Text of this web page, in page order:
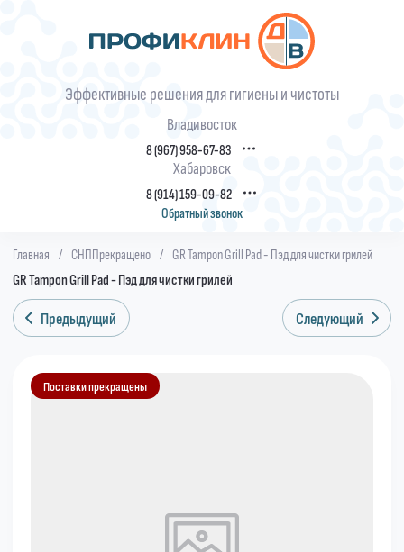
Эффективные решения для гигиены и чистоты
Владивосток
8 (967) 958-67-83
Хабаровск
8 (914) 159-09-82
Обратный звонок
Главная / СНППрекращено / GR Tampon Grill Pad - Пэд для чистки грилей
GR Tampon Grill Pad - Пэд для чистки грилей
Предыдущий Следующий
Поставки прекращены